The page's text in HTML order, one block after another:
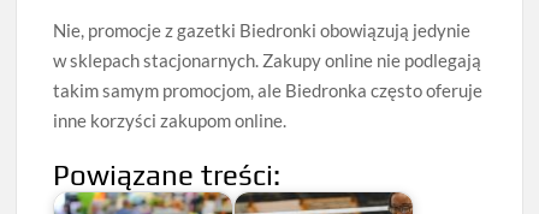
Nie, promocje z gazetki Biedronki obowiązują jedynie
w sklepach stacjonarnych. Zakupy online nie podlegają
takim samym promocjom, ale Biedronka często oferuje
inne korzyści zakupom online.
Powiązane treści: